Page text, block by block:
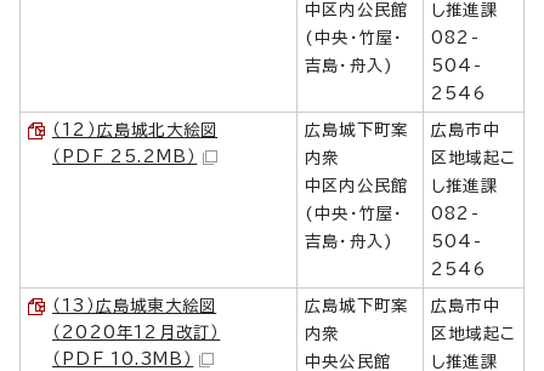
中区内公民館
(中央・竹屋・
吉島・舟入)
し推進課
082-
504-
2546
（12）広島城北大絵図
（PDF 25.2MB）
広島城下町案
内衆
中区内公民館
(中央・竹屋・
吉島・舟入)
広島市中
区地域起こ
し推進課
082-
504-
2546
（13）広島城東大絵図
（2020年12月改訂）
（PDF 10.3MB）
広島城下町案
内衆
中央公民館
広島市中
区地域起こ
し推進課